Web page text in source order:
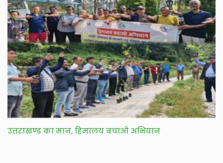
उत्तराखण्ड का मान, हिमालय बचाओ अभियान